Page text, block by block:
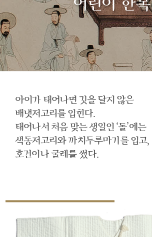
어린이 한복
아이가 태어나면 깃을 달지 않은
배냇저고리를 입힌다.
태어나서 처음 맞는 생일인 ‘돌’에는
색동저고리와 까치두루마기를 입고,
호건이나 굴레를 썼다.